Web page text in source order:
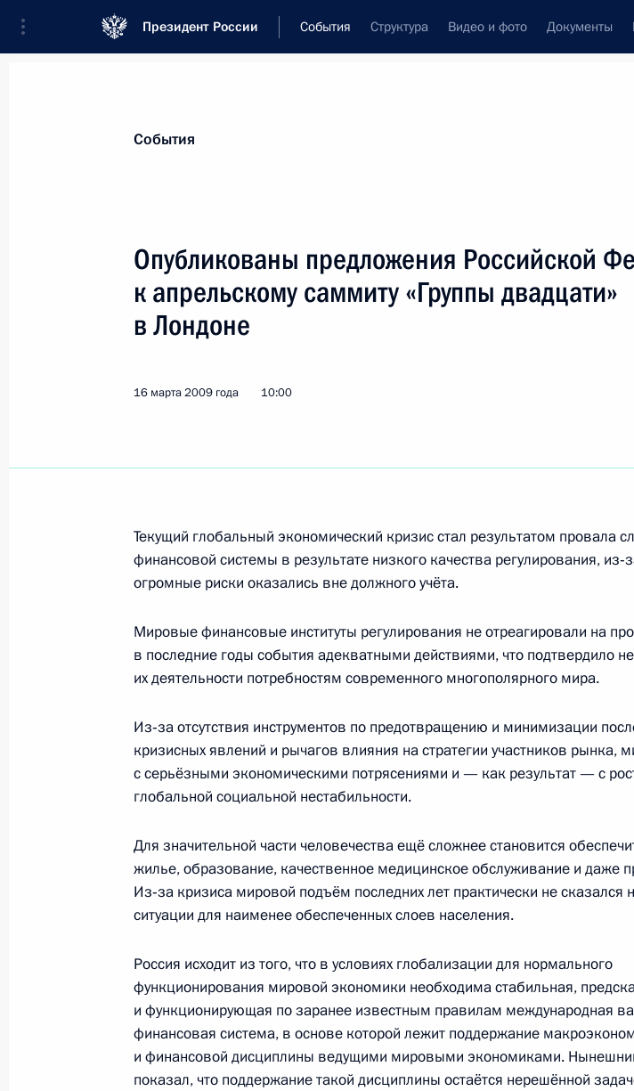
Президент России События Структура Видео и фото Документы
Новости
16 марта 2009 года, понедельник
Дмитрий Медведев предложил усилить ответственность
16 марта 2009 года, 18:53
Рабочая встреча с Министром по делам гражданской обороны,
16 марта 2009 года, 17:00 Московская область, Горки
Ответственность за преступления против несовершеннолетних
должна быть ужесточена
16 марта 2009 года, 16:00 Московская область, Горки
Рабочая встреча с Первым заместителем Председателя
Правительства Игорем Шуваловым
Опубликованы предложения Российской Федерации
к апрельскому саммиту «Группы двадцати» в Лондоне
Изменения в Уголовно-процессуальный кодекс
16 марта 2009 года, 09:50
События
Опубликованы предложения Российской
к апрельскому саммиту «Группы двадцати»
в Лондоне
16 марта 2009 года 10:00
Текущий глобальный экономический кризис стал результатом провала
финансовой системы в результате низкого качества регулирования,
огромные риски оказались вне должного учёта.
Мировые финансовые институты регулирования не отреагировали на
в последние годы события адекватными действиями, что подтвердило
их деятельности потребностям современного многополярного мира.
Из‑за отсутствия инструментов по предотвращению и минимизации
кризисных явлений и рычагов влияния на стратегии участников рынка,
с серьёзными экономическими потрясениями и — как результат — с
глобальной социальной нестабильности.
Для значительной части человечества ещё сложнее становится
жилье, образование, качественное медицинское обслуживание и даже
Из‑за кризиса мировой подъём последних лет практически не сказался
ситуации для наименее обеспеченных слоев населения.
Россия исходит из того, что в условиях глобализации для нормального
функционирования мировой экономики необходима стабильная,
и функционирующая по заранее известным правилам международная
финансовая система, в основе которой лежит поддержание
и финансовой дисциплины ведущими мировыми экономиками.
показал, что поддержание такой дисциплины остаётся нерешённой